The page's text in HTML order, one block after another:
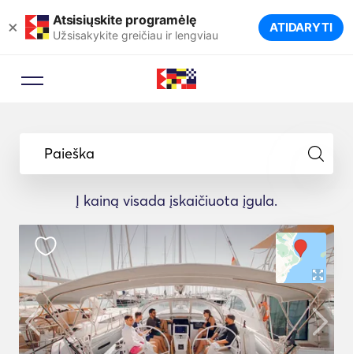
× Atsisiųskite programėlę
Užsisakykite greičiau ir lengviau ATIDARYTI
Paieška
Į kainą visada įskaičiuota įgula.